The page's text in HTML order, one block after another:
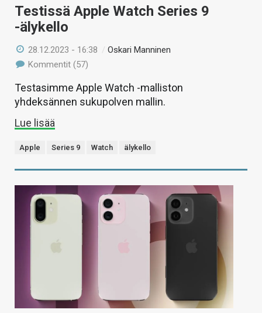
Testissä Apple Watch Series 9
-älykello
28.12.2023 - 16:38 /Oskari Manninen
Kommentit (57)
Testasimme Apple Watch -malliston
yhdeksännen sukupolven mallin.
Lue lisää
Apple Series 9 Watch älykello